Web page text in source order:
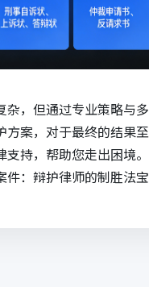
杂，但通过专业策略与
案，对于最终的结果至
持，帮助您走出困境。
件：辩护律师的制胜法宝